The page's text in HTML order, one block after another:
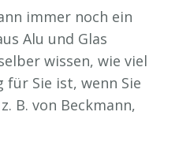
immer noch ein
Alu und Glas
wissen, wie viel
für Sie ist, wenn Sie
B. von Beckmann,